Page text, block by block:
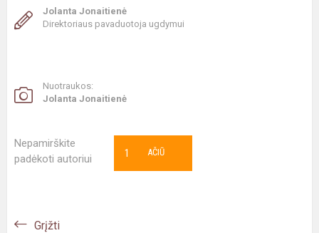
Jolanta Jonaitienė
Direktoriaus pavaduotoja ugdymui
Nuotraukos:
Jolanta Jonaitienė
Nepamirškite
padėkoti autoriui
AČIŪ
1
Grįžti